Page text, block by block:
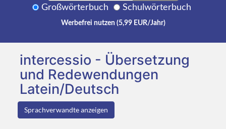
Großwörterbuch Schulwörterbuch
Werbefrei nutzen (5,99 EUR/Jahr)
intercessio - Übersetzung
und Redewendungen
Latein/Deutsch
Sprachverwandte anzeigen